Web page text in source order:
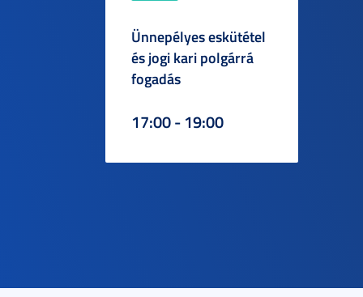
Ünnepélyes eskütétel
és jogi kari polgárrá
fogadás
17:00 - 19:00